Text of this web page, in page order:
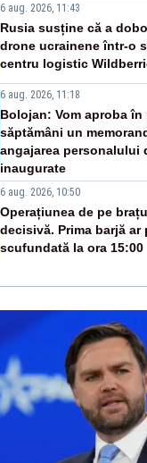
6 aug. 2026, 11:43
Rusia susține că a
drone ucrainene într-o
centru logistic
6 aug. 2026, 11:18
Bolojan: Vom aproba în
săptămâni un
angajarea personalului
inaugurate
6 aug. 2026, 10:50
Operațiunea de pe
decisivă. Prima barjă ar
scufundată la ora 15:00